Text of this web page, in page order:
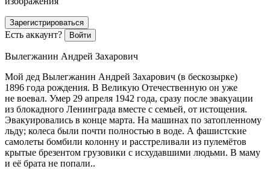
Зарегистрироваться
Есть аккаунт? Войти
Вылегжанин Андрей Захарович
Мой дед Вылегжанин Андрей Захарович (в бескозырке)
1896 года рождения. В Великую Отечественную он уже
не воевал. Умер 29 апреля 1942 года, сразу после эвакуации
из блокадного Ленинграда вместе с семьей, от истощения.
Эвакуировались в конце марта. На машинах по затопленному
льду; колеса были почти полностью в воде. А фашистские
самолеты бомбили колонну и расстреливали из пулемётов
крытые брезентом грузовики с исхудавшими людьми. В маму
и её брата не попали..